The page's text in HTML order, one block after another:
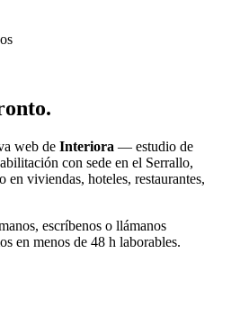
web de Interiora — estudio de
con sede en el Serrallo,
en viviendas, hoteles, restaurantes,
escríbenos o llámanos
en menos de 48 h laborables.